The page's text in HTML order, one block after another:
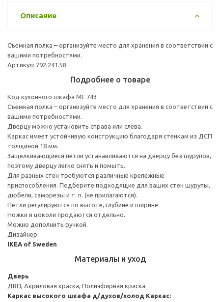
Описание
Съемная полка – организуйте место для хранения в соответствии с
вашими потребностями.
Артикул: 792.241.58
Подробнее о товаре
Код кухонного шкафа ME 743
Съемная полка – организуйте место для хранения в соответствии с
вашими потребностями.
Дверцу можно установить справа или слева.
Каркас имеет устойчивую конструкцию благодаря стенкам из ДСП
толщиной 18 мм.
Защелкивающиеся петли устанавливаются на дверцу без шурупов,
поэтому дверцу легко снять и помыть.
Для разных стен требуются различные крепежные
приспособления. Подберите подходящие для ваших стен шурупы,
дюбели, саморезы и т. п. (не прилагаются).
Петли регулируются по высоте, глубине и ширине.
Ножки и цоколи продаются отдельно.
Можно дополнить ручкой.
Дизайнер:
IKEA of Sweden
Материалы и уход
Дверь
ДВП, Акриловая краска, Полиэфирная краска
Каркас высокого шкафа д/духов/холод Каркас: